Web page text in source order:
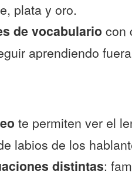
plata y oro.
de vocabulario con
aprendiendo
te permiten ver el
labios de los
distintas: